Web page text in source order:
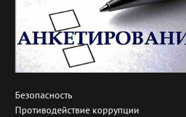
Безопасность
Противодействие коррупции